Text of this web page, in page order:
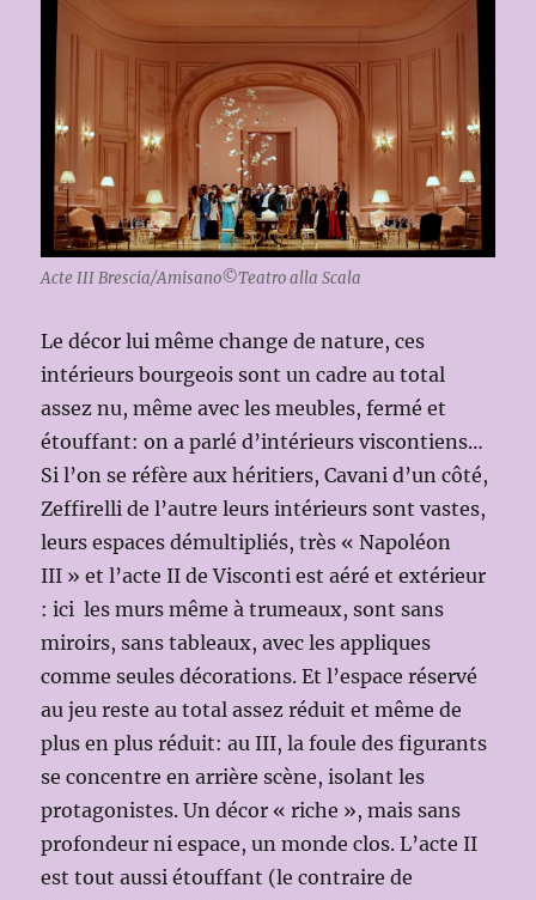
Acte III Brescia/Amisano©Teatro alla Scala
Le décor lui même change de nature, ces
intérieurs bourgeois sont un cadre au total
assez nu, même avec les meubles, fermé et
étouffant: on a parlé d’intérieurs viscontiens…
Si l’on se réfère aux héritiers, Cavani d’un côté,
Zeffirelli de l’autre leurs intérieurs sont vastes,
leurs espaces démultipliés, très « Napoléon
III » et l’acte II de Visconti est aéré et extérieur
: ici les murs même à trumeaux, sont sans
miroirs, sans tableaux, avec les appliques
comme seules décorations. Et l’espace réservé
au jeu reste au total assez réduit et même de
plus en plus réduit: au III, la foule des figurants
se concentre en arrière scène, isolant les
protagonistes. Un décor « riche », mais sans
profondeur ni espace, un monde clos. L’acte II
est tout aussi étouffant (le contraire de